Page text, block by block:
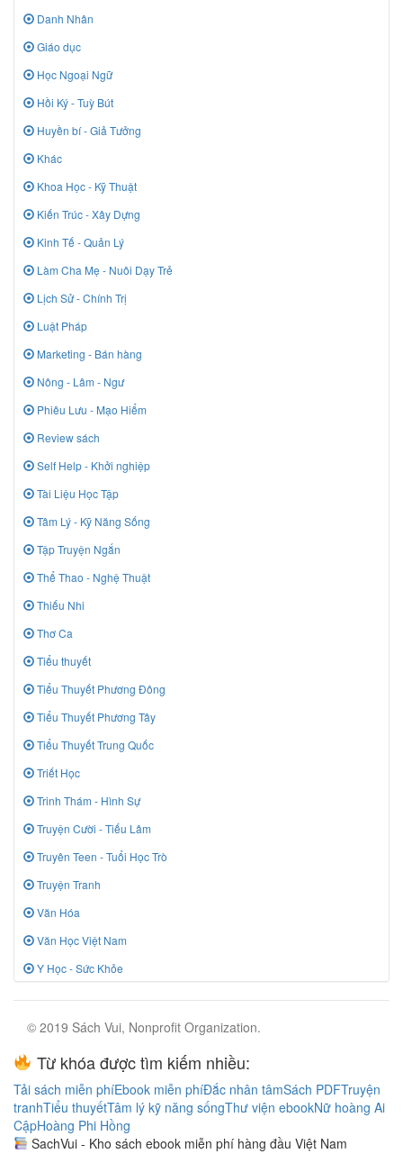
Danh Nhân
Giáo dục
Học Ngoại Ngữ
Hồi Ký - Tuỳ Bút
Huyền bí - Giả Tưởng
Khác
Khoa Học - Kỹ Thuật
Kiến Trúc - Xây Dựng
Kinh Tế - Quản Lý
Làm Cha Mẹ - Nuôi Dạy Trẻ
Lịch Sử - Chính Trị
Luật Pháp
Marketing - Bán hàng
Nông - Lâm - Ngư
Phiêu Lưu - Mạo Hiểm
Review sách
Self Help - Khởi nghiệp
Tài Liệu Học Tập
Tâm Lý - Kỹ Năng Sống
Tập Truyện Ngắn
Thể Thao - Nghệ Thuật
Thiếu Nhi
Thơ Ca
Tiểu thuyết
Tiểu Thuyết Phương Đông
Tiểu Thuyết Phương Tây
Tiểu Thuyết Trung Quốc
Triết Học
Trinh Thám - Hình Sự
Truyện Cười - Tiếu Lâm
Truyên Teen - Tuổi Học Trò
Truyện Tranh
Văn Hóa
Văn Học Việt Nam
Y Học - Sức Khỏe
© 2019 Sách Vui, Nonprofit Organization.
Từ khóa được tìm kiếm nhiều:
Tải sách miễn phíEbook miễn phíĐắc nhân tâmSách PDFTruyện
tranhTiểu thuyếtTâm lý kỹ năng sốngThư viện ebookNữ hoàng Ai
CậpHoàng Phi Hồng
SachVui - Kho sách ebook miễn phí hàng đầu Việt Nam